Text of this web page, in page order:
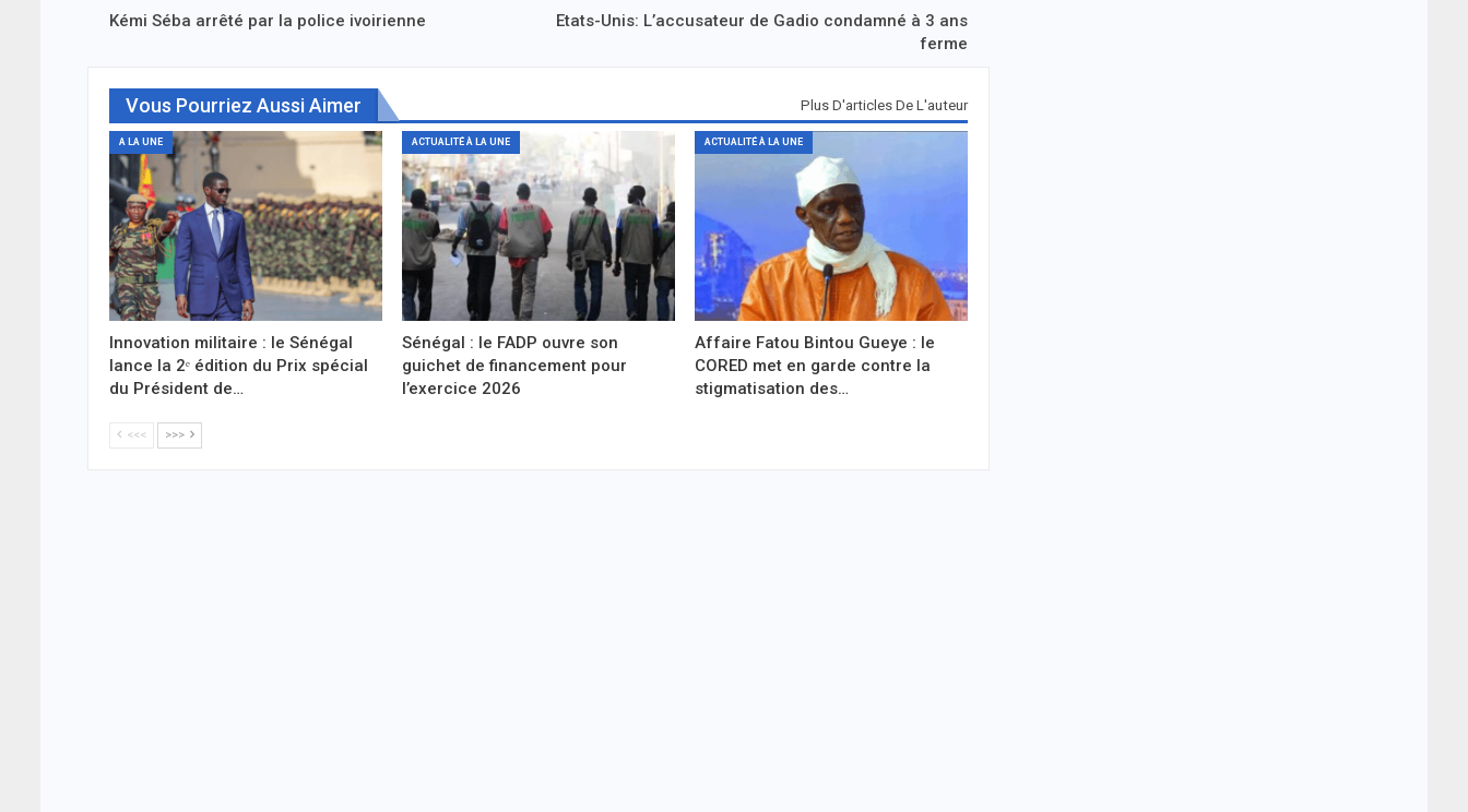
Kémi Séba arrêté par la police ivoirienne
Etats-Unis: L’accusateur de Gadio condamné à 3 ans
ferme
Vous Pourriez Aussi Aimer Plus D'articles De L'auteur
A LA UNE
Innovation militaire : le Sénégal
lance la 2ᵉ édition du Prix spécial
du Président de…
ACTUALITÉ À LA UNE
Sénégal : le FADP ouvre son
guichet de financement pour
l’exercice 2026
ACTUALITÉ À LA UNE
Affaire Fatou Bintou Gueye : le
CORED met en garde contre la
stigmatisation des…
<<< >>>